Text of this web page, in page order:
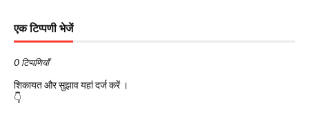
एक टिप्पणी भेजें
0 टिप्पणियाँ
शिकायत और सुझाव यहां दर्ज करें ।
👇